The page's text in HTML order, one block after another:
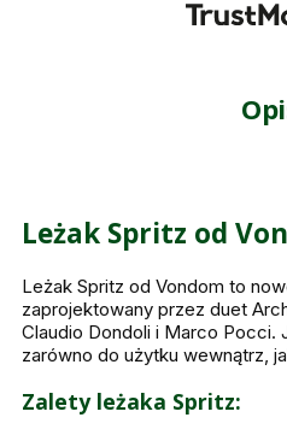
Leżak Spritz od
Leżak Spritz od Vondom to
zaprojektowany przez duet
Claudio Dondoli i Marco Pocci.
zarówno do użytku wewnątrz,
Zalety leżaka Spritz: